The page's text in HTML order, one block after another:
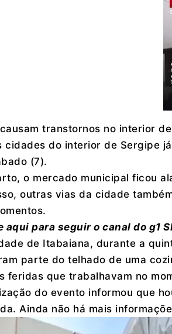
transtornos no interior
cidades do interior de Sergipe
(7).
o mercado municipal ficou
outras vias da cidade
aqui para seguir o canal do g1
de Itabaiana, durante a
parte do telhado de uma
feridas que trabalhavam no
do evento informou que
Ainda não há mais